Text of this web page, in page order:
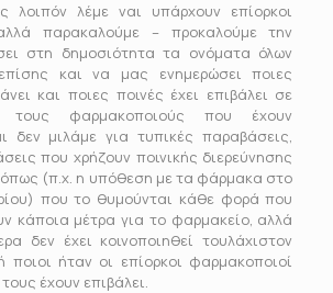
λέμε ναι υπάρχουν επίορκοι
παρακαλούμε – προκαλούμε την
στη δημοσιότητα τα ονόματα όλων
και να μας ενημερώσει ποιες
και ποιες ποινές έχει επιβάλει σε
τους φαρμακοποιούς που έχουν
δεν μιλάμε για τυπικές παραβάσεις,
που χρήζουν ποινικής διερεύνησης
(π.χ. η υπόθεση με τα φάρμακα στο
που το θυμούνται κάθε φορά που
κάποια μέτρα για το φαρμακείο, αλλά
δεν έχει κοινοποιηθεί τουλάχιστον
ποιοι ήταν οι επίορκοι φαρμακοποιοί
έχουν επιβάλει.